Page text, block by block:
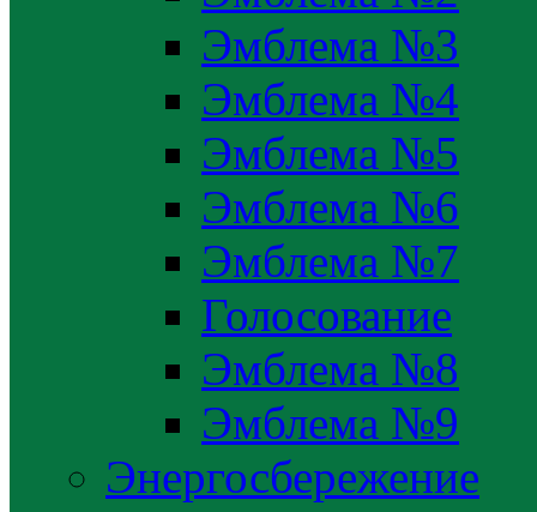
Эмблема №3
Эмблема №4
Эмблема №5
Эмблема №6
Эмблема №7
Голосование
Эмблема №8
Эмблема №9
Энергосбережение